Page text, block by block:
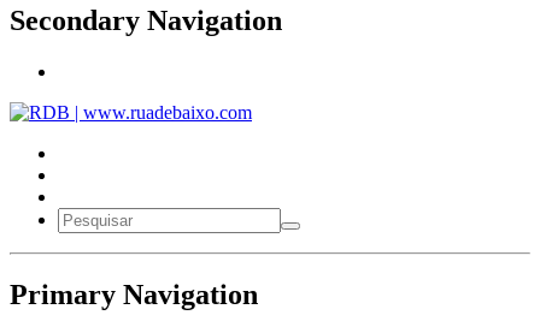
Secondary Navigation
Primary Navigation